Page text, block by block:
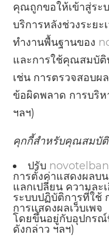
คุณถูกขอให้เข้าสู่ระ
บริการหลังช่วงระยะ
ทำงานพื้นฐานของ
และการใช้คุณสมบัติ
เช่น การตรวจสอบผ
ข้อผิดพลาด การบริ
ฯลฯ)
คุกกี้สำหรับคุณสมบัติ
ปรับ
การตั้งค่าแสดงผล
แลกเปลี่ยน ความละ
ระบบปฏิบัติการที่ใช้
การแสดงผลเว็บเพจ
โดยขึ้นอยู่กับอุปกร
ดังกล่าว ฯลฯ)